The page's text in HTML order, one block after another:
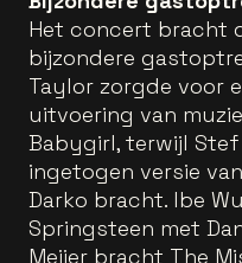
Het concert bracht
bijzondere
Taylor zorgde voor
uitvoering van
Babygirl, terwijl Stef
ingetogen versie
Darko bracht. Ibe
Springsteen met
Meijer bracht The